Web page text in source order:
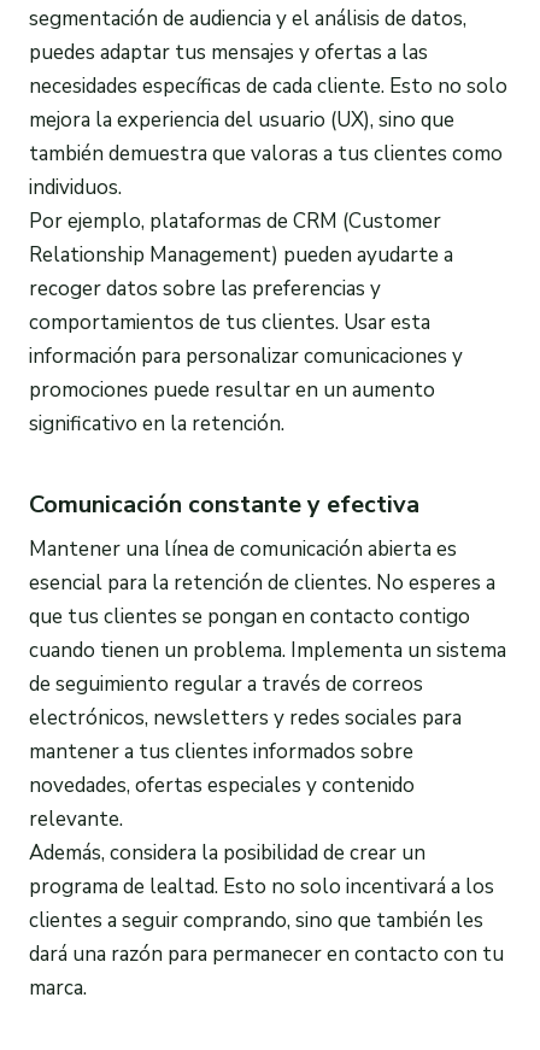
segmentación de audiencia y el análisis de datos,
puedes adaptar tus mensajes y ofertas a las
necesidades específicas de cada cliente. Esto no solo
mejora la experiencia del usuario (UX), sino que
también demuestra que valoras a tus clientes como
individuos.
Por ejemplo, plataformas de CRM (Customer
Relationship Management) pueden ayudarte a
recoger datos sobre las preferencias y
comportamientos de tus clientes. Usar esta
información para personalizar comunicaciones y
promociones puede resultar en un aumento
significativo en la retención.
Comunicación constante y efectiva
Mantener una línea de comunicación abierta es
esencial para la retención de clientes. No esperes a
que tus clientes se pongan en contacto contigo
cuando tienen un problema. Implementa un sistema
de seguimiento regular a través de correos
electrónicos, newsletters y redes sociales para
mantener a tus clientes informados sobre
novedades, ofertas especiales y contenido
relevante.
Además, considera la posibilidad de crear un
programa de lealtad. Esto no solo incentivará a los
clientes a seguir comprando, sino que también les
dará una razón para permanecer en contacto con tu
marca.